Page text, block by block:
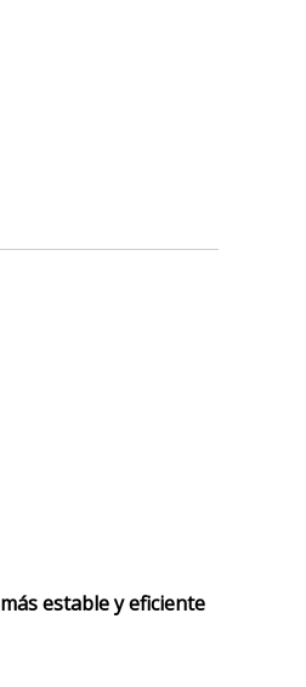
más estable y eficiente